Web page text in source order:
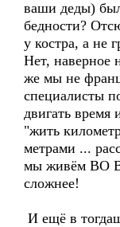
ваши деды)
бедности?
у костра, а не
Нет, наверное
же мы не
специалисты
двигать
"жить
метрами ...
мы живём ВО
сложнее!
И ещё в